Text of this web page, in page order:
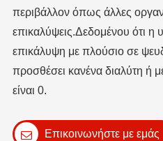
περιβάλλον όπως άλλες
επικαλύψεις.Δεδομένου ότι η
επικάλυψη με πλούσιο σε
προσθέσει κανένα διαλύτη ή
είναι 0.
Επικοινωνήστε με εμάς